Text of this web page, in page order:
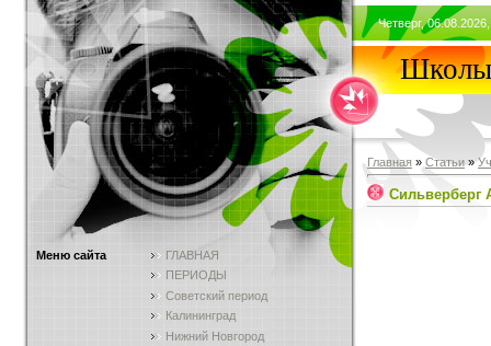
Меню сайта
ГЛАВНАЯ
ПЕРИОДЫ
Советский период
Калининград
Нижний Новгород
Четверг,
Школы
Главная » Статьи »
Сильверберг